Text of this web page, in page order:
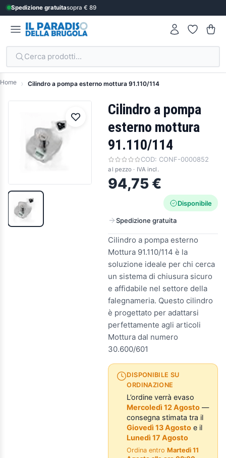
Spedizione gratuitasopra € 89
Cerca prodotti...
Home Cilindro a pompa esterno mottura 91.110/114
Cilindro a pompa
esterno mottura
91.110/114
COD: CONF-0000852
al pezzo · IVA incl.
94,75 €
Disponibile
Spedizione gratuita
Cilindro a pompa esterno
Mottura 91.110/114 è la
soluzione ideale per chi cerca
un sistema di chiusura sicuro
e affidabile nel settore della
falegnameria. Questo cilindro
è progettato per adattarsi
perfettamente agli articoli
Mottura dal numero
30.600/601
DISPONIBILE SU
ORDINAZIONE
L’ordine verrà evaso
Mercoledì 12 Agosto —
consegna stimata tra il
Giovedì 13 Agosto e il
Lunedì 17 Agosto
Ordina entroMartedì 11